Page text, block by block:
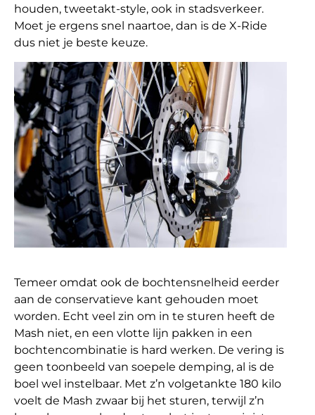
houden, tweetakt-style, ook in stadsverkeer.
Moet je ergens snel naartoe, dan is de X-Ride
dus niet je beste keuze.
Temeer omdat ook de bochtensnelheid eerder
aan de conservatieve kant gehouden moet
worden. Echt veel zin om in te sturen heeft de
Mash niet, en een vlotte lijn pakken in een
bochtencombinatie is hard werken. De vering is
geen toonbeeld van soepele demping, al is de
boel wel instelbaar. Met z’n volgetankte 180 kilo
voelt de Mash zwaar bij het sturen, terwijl z’n